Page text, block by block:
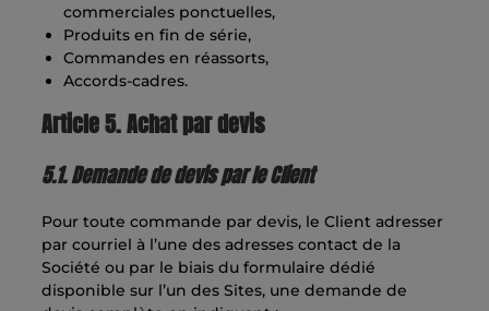
commerciales ponctuelles,
Produits en fin de série,
Commandes en réassorts,
Accords-cadres.
Article 5. Achat par devis
5.1. Demande de devis par le Client
Pour toute commande par devis, le Client adresser
par courriel à l’une des adresses contact de la
Société ou par le biais du formulaire dédié
disponible sur l’un des Sites, une demande de